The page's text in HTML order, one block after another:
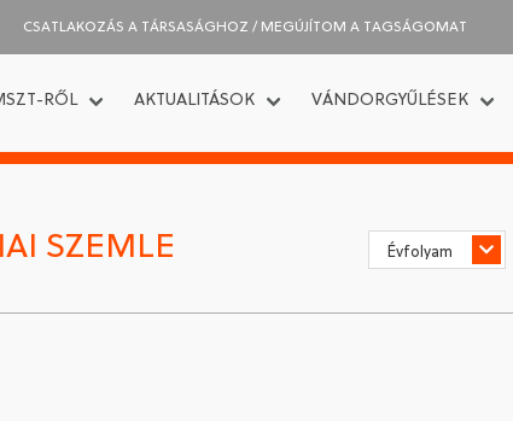
CSATLAKOZÁS A TÁRSASÁGHOZ / MEGÚJÍTOM A TAGSÁGOMAT
RŐL AKTUALITÁSOK VÁNDORGYŰLÉSEK
SZEMLE